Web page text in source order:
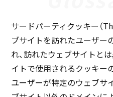
サードパーティクッキー（
ブサイトを訪れたユーザー
れ、訪れたウェブサイトと
イトで使用されるクッキー
ユーザーが特定のウェブサ